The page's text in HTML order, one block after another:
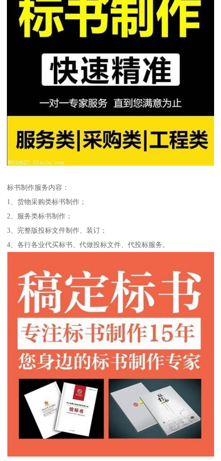
标书制作服务内容：
1、货物采购类标书制作；
2、服务类标书制作；
3、完整版投标文件制作、装订；
4、各行各业代买标书、代做投标文件、代投标服务。